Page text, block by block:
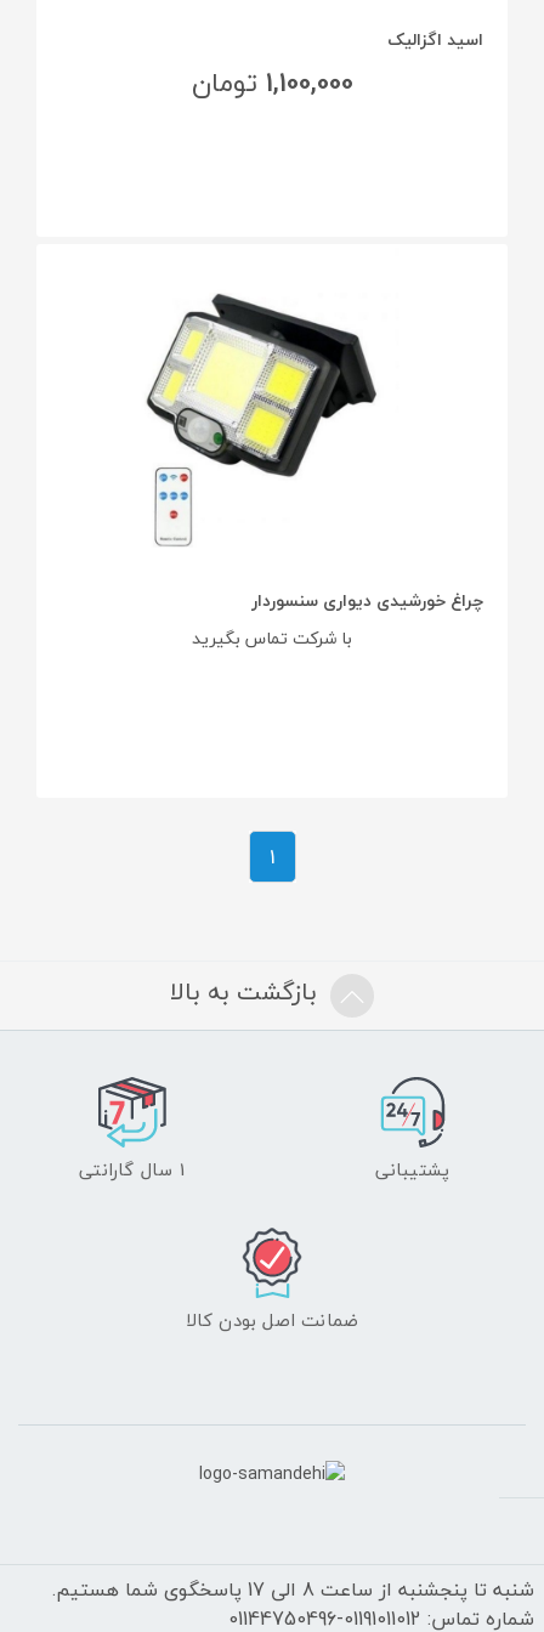
اسید اگزالیک
1,100,000 تومان
چراغ خورشیدی دیواری سنسوردار
با شرکت تماس بگیرید
1
بازگشت به بالا
پشتیبانی 1 سال گارانتی
ضمانت اصل بودن کالا
شنبه تا پنجشنبه از ساعت 8 الی 17 پاسخگوی شما هستیم.
شماره تماس: 01191011012-01144750496